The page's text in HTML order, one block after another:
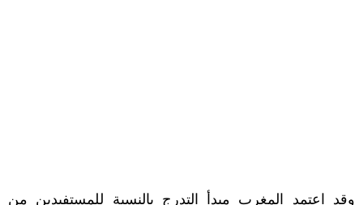
وقد اعتمد المغرب مبدأ التدرج بالنسبة للمستفيدين من